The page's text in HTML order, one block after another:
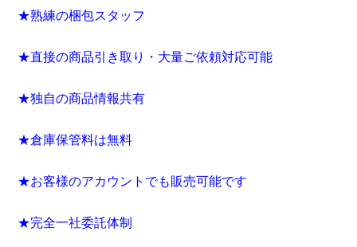
★熟練の梱包スタッフ
★直接の商品引き取り・大量ご依頼対応可能
★独自の商品情報共有
★倉庫保管料は無料
★お客様のアカウントでも販売可能です
★完全一社委託体制